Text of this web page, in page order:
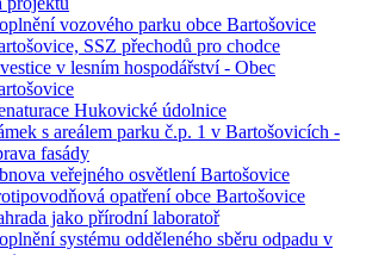
vozového parku obce Bartošovice
SSZ přechodů pro chodce
v lesním hospodářství - Obec
Hukovické údolnice
s areálem parku č.p. 1 v Bartošovicích -
fasády
veřejného osvětlení Bartošovice
opatření obce Bartošovice
jako přírodní laboratoř
systému odděleného sběru odpadu v